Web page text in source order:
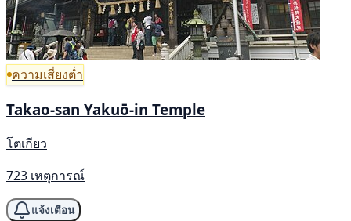
ความเสี่ยงต่ำ
Takao-san Yakuō-in Temple
โตเกียว
723 เหตุการณ์
แจ้งเตือน